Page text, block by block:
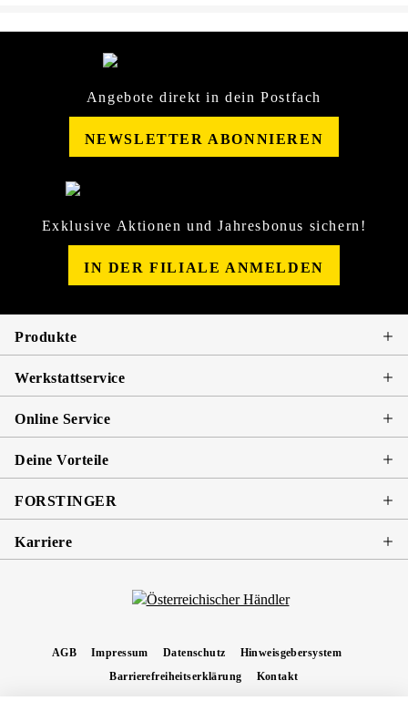
Angebote direkt in dein Postfach
NEWSLETTER ABONNIEREN
Exklusive Aktionen und Jahresbonus sichern!
IN DER FILIALE ANMELDEN
Produkte
Werkstattservice
Online Service
Deine Vorteile
FORSTINGER
Karriere
AGB Impressum Datenschutz
Hinweisgebersystem
Barrierefreiheitserklärung
Kontakt